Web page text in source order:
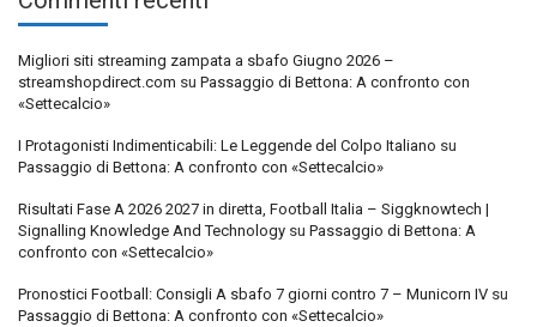
Migliori siti streaming zampata a sbafo Giugno 2026 –
streamshopdirect.com su Passaggio di Bettona: A confronto con
«Settecalcio»
I Protagonisti Indimenticabili: Le Leggende del Colpo Italiano su
Passaggio di Bettona: A confronto con «Settecalcio»
Risultati Fase A 2026 2027 in diretta, Football Italia – Siggknowtech |
Signalling Knowledge And Technology su Passaggio di Bettona: A
confronto con «Settecalcio»
Pronostici Football: Consigli A sbafo 7 giorni contro 7 – Municorn IV su
Passaggio di Bettona: A confronto con «Settecalcio»